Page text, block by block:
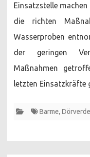
Einsatzstelle
die richten
Wasserproben
der geringen
Maßnahmen
letzten Einsatzkräfte
Barme,